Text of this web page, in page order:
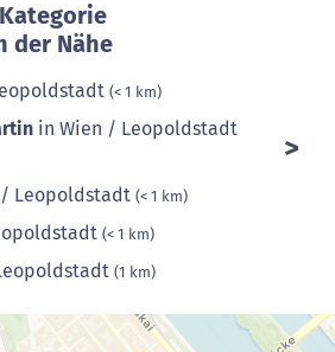
der Nähe
(< 1 km)
in Wien / Leopoldstadt
Leopoldstadt (< 1 km)
(< 1 km)
(1 km)